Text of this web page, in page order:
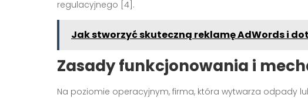
regulacyjnego [4].
Jak stworzyć skuteczną reklamę AdWords i
Zasady funkcjonowania i
Na poziomie operacyjnym, firma, która wytwarza odpady